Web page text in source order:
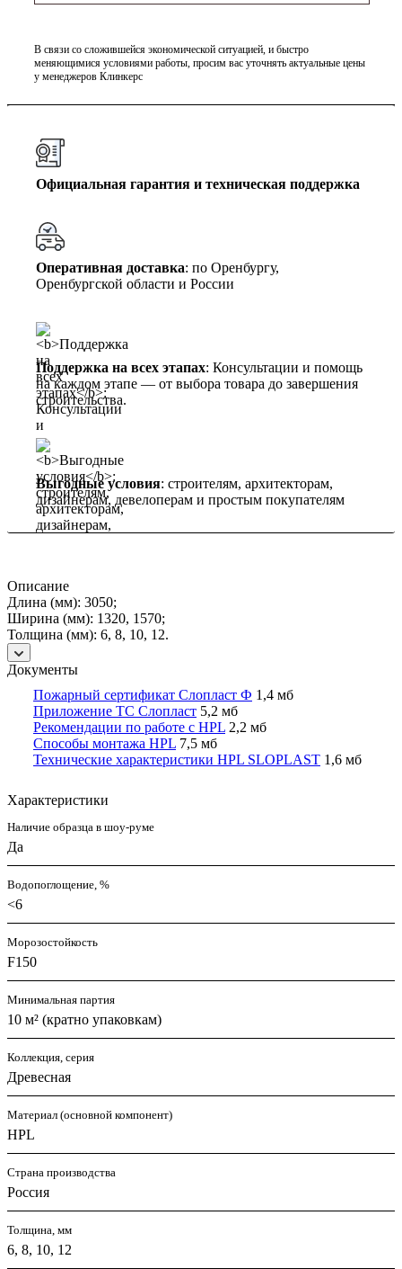
В связи со сложившейся экономической ситуацией, и быстро
меняющимися условиями работы, просим вас уточнять актуальные цены
у менеджеров Клинкерс
Официальная гарантия и техническая поддержка
Оперативная доставка: по Оренбургу,
Оренбургской области и России
Поддержка на всех этапах: Консультации и помощь
на каждом этапе — от выбора товара до завершения
строительства.
Выгодные условия: строителям, архитекторам,
дизайнерам, девелоперам и простым покупателям
Описание
Длина (мм): 3050;
Ширина (мм): 1320, 1570;
Толщина (мм): 6, 8, 10, 12.
Документы
Пожарный сертификат Слопласт Ф 1,4 мб
Приложение ТС Слопласт 5,2 мб
Рекомендации по работе с HPL 2,2 мб
Способы монтажа HPL 7,5 мб
Технические характеристики HPL SLOPLAST 1,6 мб
Характеристики
Наличие образца в шоу-руме
Да
Водопоглощение, %
<6
Морозостойкость
F150
Минимальная партия
10 м² (кратно упаковкам)
Коллекция, серия
Древесная
Материал (основной компонент)
HPL
Страна производства
Россия
Толщина, мм
6, 8, 10, 12